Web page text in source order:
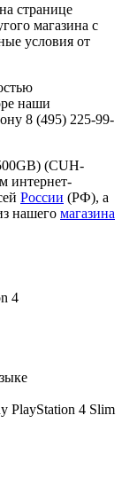
странице
магазина с
условия от
наши
8 (495) 225-99-
(CUH-
интернет-
России (РФ), а
нашего магазина
4
PlayStation 4 Slim